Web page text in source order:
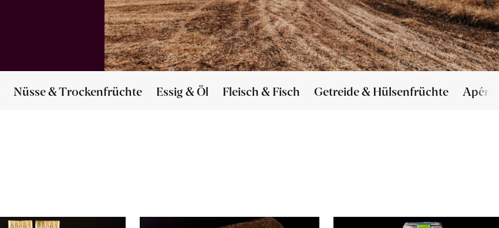
Nüsse & Trockenfrüchte Essig & Öl Fleisch & Fisch Getreide & Hülsenfrüchte Apéro